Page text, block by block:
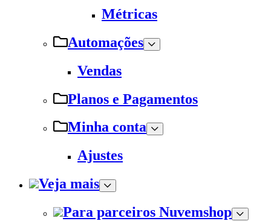
Métricas
Automações
Vendas
Planos e Pagamentos
Minha conta
Ajustes
Veja mais
Para parceiros Nuvemshop